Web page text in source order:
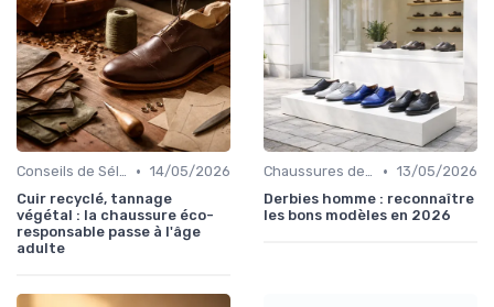
Conseils de Sélection • 14/05/2026
Cuir recyclé, tannage
végétal : la chaussure éco-
responsable passe à l'âge
adulte
Chaussures de Ville • 13/05/2026
Derbies homme : reconnaître
les bons modèles en 2026